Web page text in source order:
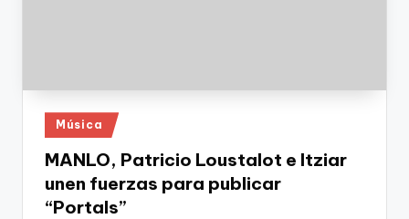
Publicado
en
Música
MANLO, Patricio Loustalot e Itziar
unen fuerzas para publicar
“Portals”